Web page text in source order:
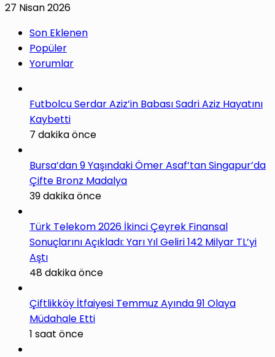
27 Nisan 2026
Son Eklenen
Popüler
Yorumlar
Futbolcu Serdar Aziz’in Babası Sadri Aziz Hayatını
Kaybetti
7 dakika önce
Bursa’dan 9 Yaşındaki Ömer Asaf’tan Singapur’da
Çifte Bronz Madalya
39 dakika önce
Türk Telekom 2026 İkinci Çeyrek Finansal
Sonuçlarını Açıkladı: Yarı Yıl Geliri 142 Milyar TL’yi
Aştı
48 dakika önce
Çiftlikköy İtfaiyesi Temmuz Ayında 91 Olaya
Müdahale Etti
1 saat önce